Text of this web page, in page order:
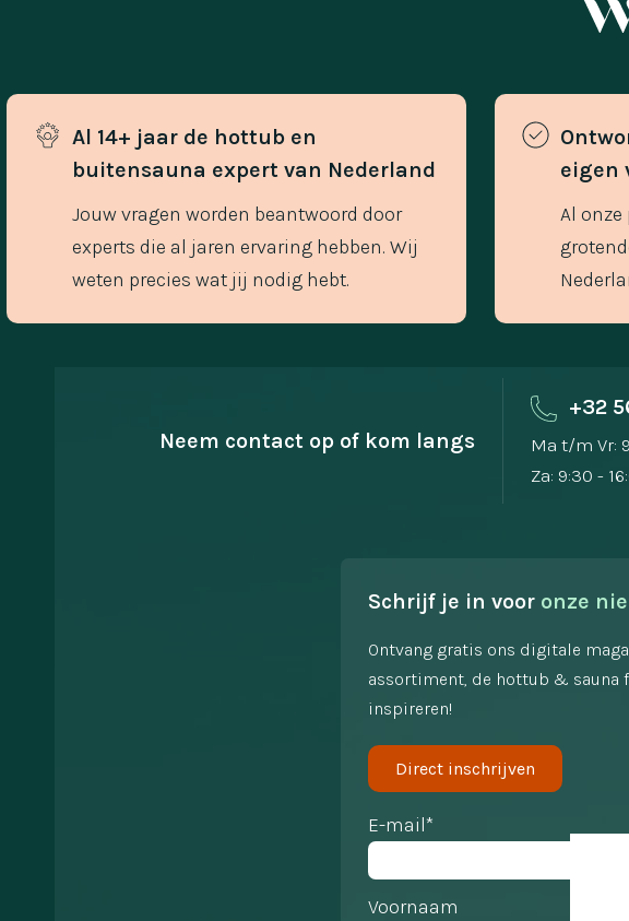
Al 14+ jaar de hottub en
buitensauna expert van Nederland
Jouw vragen worden beantwoord door
experts die al jaren ervaring hebben. Wij
weten precies wat jij nodig hebt.
eigen
Al
Neem contact op of kom langs
+32
Ma t/m Vr:
Za: 9:30 -
Schrijf je in voor onze
Ontvang gratis ons digitale
assortiment, de hottub & sauna
inspireren!
Direct inschrijven
E-mail*
Voornaam